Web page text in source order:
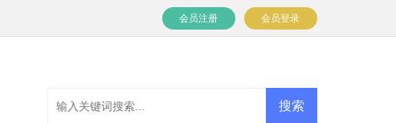
会员登录
会员注册